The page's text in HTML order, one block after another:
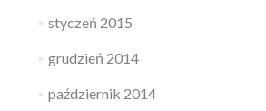
styczeń 2015
grudzień 2014
październik 2014